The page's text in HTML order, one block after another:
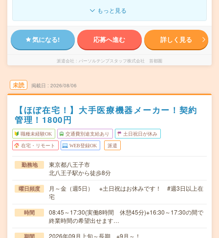
もっと見る
気になる! 応募へ進む 詳しく見る
派遣会社 パーソルテンプスタッフ株式会社 首都圏
未読 掲載日 2026/08/06
【ほぼ在宅！】大手医療機器メーカー！契約
管理！1800円
職種未経験OK 交通費別途支給あり 土日祝日が休み
在宅・リモート WEB登録OK 派遣
勤務地
東京都八王子市
北八王子駅から徒歩8分
曜日頻度
月～金（週5日） ※土日祝はお休みです！ #週3日以上在
宅
時間
08:45～17:30(実働8時間 休憩45分)※16:30～17:30の間で
終業時間の希望出せます…
期間 2026年09月上旬～長期 ※9月～！